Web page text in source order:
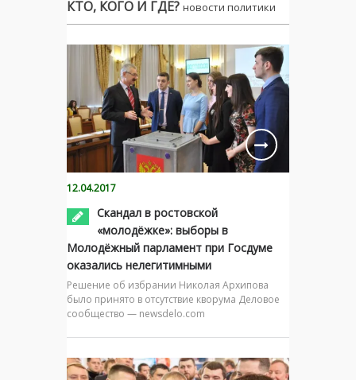
КТО, КОГО И ГДЕ? новости политики
12.04.2017
Скандал в ростовской
«молодёжке»: выборы в
Молодёжный парламент при Госдуме
оказались нелегитимными
Решение об избрании Николая Архипова
было принято в отсутствие кворума Деловое
сообщество — newsdelo.com